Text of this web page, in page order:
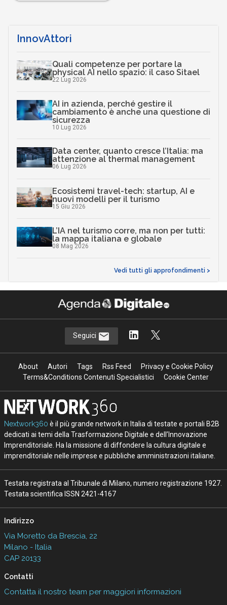
InnovAttori
Quali competenze per portare la
physical AI nello spazio: il caso Sitael
22 Lug 2026
AI in azienda, perché gestire il
cambiamento è anche una questione di
sicurezza
10 Lug 2026
Data center, quanto cresce l’Italia: ma
attenzione al thermal management
06 Lug 2026
Ecosistemi travel-tech: startup, AI e
nuovi modelli per il turismo
15 Giu 2026
L’IA nel turismo corre, ma non per tutti:
la mappa italiana e globale
08 Mag 2026
Vedi tutti gli approfondimenti >
Seguici
About Autori Tags Rss Feed
Privacy e Cookie Policy
Terms&Conditions Contenuti Specialistici
Cookie Center
Nextwork360 è il più grande network in Italia di testate e portali B2B
dedicati ai temi della Trasformazione Digitale e dell’Innovazione
Imprenditoriale. Ha la missione di diffondere la cultura digitale e
imprenditoriale nelle imprese e pubbliche amministrazioni italiane.
Testata registrata al Tribunale di Milano, numero registrazione 1927.
Testata scientifica ISSN 2421-4167
Indirizzo
Via Moretto da Brescia, 22
Milano - Italia
CAP 20133
Contatti
Contatta il nostro team per maggiori informazioni